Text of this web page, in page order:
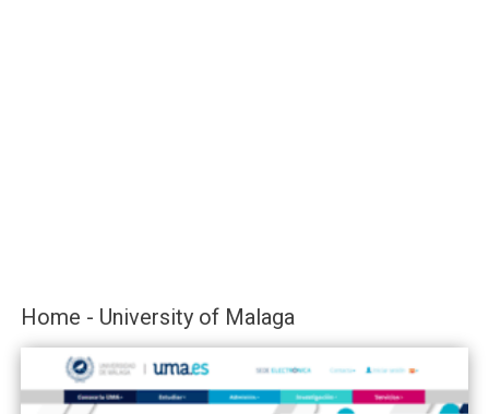
Home - University of Malaga